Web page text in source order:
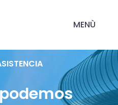
MENÙ